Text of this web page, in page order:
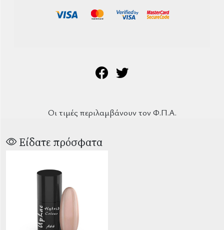
Οι τιμές περιλαμβάνουν τον Φ.Π.Α.
Είδατε πρόσφατα